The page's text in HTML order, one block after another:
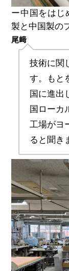
ー中国をはじ
製と中国製の
尾﨑
技術に関
す。もと
国に進出
国ローカ
工場がヨ
ると聞き